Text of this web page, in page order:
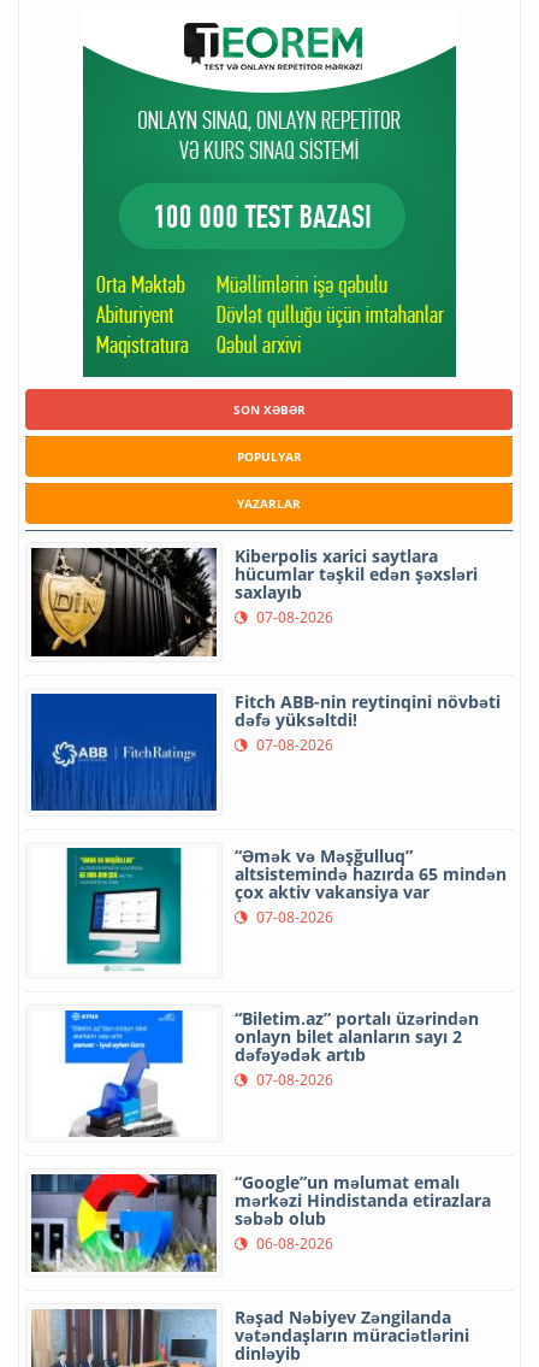
SON XƏBƏR
POPULYAR
YAZARLAR
Kiberpolis xarici saytlara
hücumlar təşkil edən şəxsləri
saxlayıb
07-08-2026
Fitch ABB-nin reytinqini növbəti
dəfə yüksəltdi!
07-08-2026
“Əmək və Məşğulluq”
altsistemində hazırda 65 mindən
çox aktiv vakansiya var
07-08-2026
“Biletim.az” portalı üzərindən
onlayn bilet alanların sayı 2
dəfəyədək artıb
07-08-2026
“Google”un məlumat emalı
mərkəzi Hindistanda etirazlara
səbəb olub
06-08-2026
Rəşad Nəbiyev Zəngilanda
vətəndaşların müraciətlərini
dinləyib